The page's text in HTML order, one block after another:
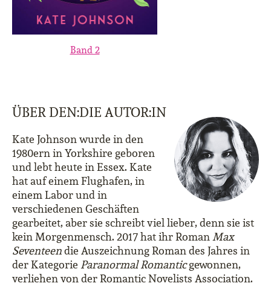
Band 2
ÜBER DEN:DIE AUTOR:IN
Kate Johnson wurde in den
1980ern in Yorkshire geboren
und lebt heute in Essex. Kate
hat auf einem Flughafen, in
einem Labor und in
verschiedenen Geschäften
gearbeitet, aber sie schreibt viel lieber, denn sie ist
kein Morgenmensch. 2017 hat ihr RomanMax
Seventeendie Auszeichnung Roman des Jahres in
der Kategorie Paranormal Romanticgewonnen,
verliehen von der Romantic Novelists Association.